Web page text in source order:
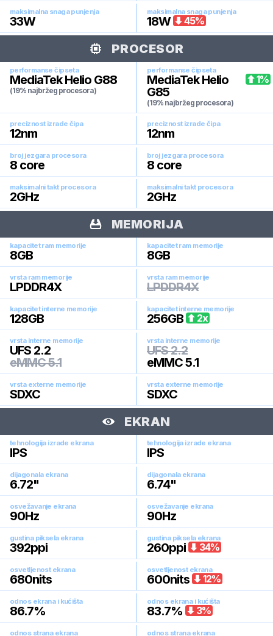
maksimalna snaga punjenja
33W
maksimalna snaga punjenja
18W 45%
PROCESOR
performanse čipseta
MediaTek Helio G88
(19% najbržeg procesora)
performanse čipseta
MediaTek Helio
G85
(19% najbržeg procesora)
1%
preciznost izrade čipa
12nm
preciznost izrade čipa
12nm
broj jezgara procesora
8 core
broj jezgara procesora
8 core
maksimalni takt procesora
2GHz
maksimalni takt procesora
2GHz
MEMORIJA
kapacitet ram memorije
8GB
kapacitet ram memorije
8GB
vrsta ram memorije
LPDDR4X
vrsta ram memorije
LPDDR4X
kapacitet interne memorije
128GB
kapacitet interne memorije
256GB 2x
vrsta interne memorije
UFS 2.2
eMMC 5.1
vrsta interne memorije
UFS 2.2
eMMC 5.1
vrsta externe memorije
SDXC
vrsta externe memorije
SDXC
EKRAN
tehnologija izrade ekrana
IPS
tehnologija izrade ekrana
IPS
dijagonala ekrana
6.72"
dijagonala ekrana
6.74"
osvežavanje ekrana
90Hz
osvežavanje ekrana
90Hz
gustina piksela ekrana
392ppi
gustina piksela ekrana
260ppi 34%
osvetljenost ekrana
680nits
osvetljenost ekrana
600nits 12%
odnos ekrana i kućišta
86.7%
odnos ekrana i kućišta
83.7% 3%
odnos strana ekrana odnos strana ekrana